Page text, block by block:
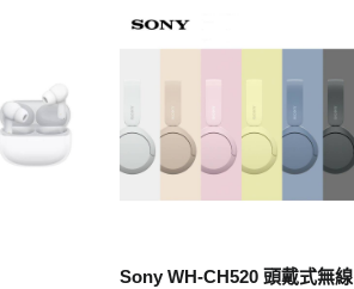
Sony WH-CH520 頭戴式無線